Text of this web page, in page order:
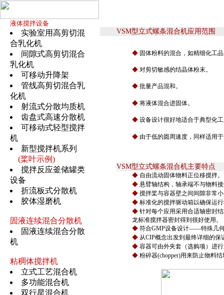
液体搅拌设备
实验室用高剪切混
合乳化机
间隙式高剪切混合
乳化机
可移动升降架
管线高剪切混合乳
化机
射流式分散均质机
齿盘式高速分散机
可移动式轻型搅拌
机
新型搅拌机系列
(桨叶示例)
搅拌反应釜储罐类
设备
折流板式分散机
胶体湿磨机
固液连续混合分散机
固液连续混合分散
机
粘稠体搅拌机
立式工艺混合机
多功能混合机
双行星混合机
VSM型立式螺条混合机应用范围
◆ 固体粉料的混合，如精细化工
◆ 对剪切敏感的结晶体粉末。
◆ 批量产品混和。
◆ 将液体混合进固体。
◆ 设备设计很好地适合于典型化
◆ 由于低的圆周速度，同样适用
VSM型立式螺条混合机主要特点
◆ 自由流动固体物料正位移搅拌。
◆ 悬臂轴结构，轴承端不与物料
◆ 搅拌桨与容器壁之间间隙非常
◆ 标准化的搅拌驱动箱以确保运
◆ 针对每个应用采用合适轴密封
龙标准搅拌器密封得到很好使用。
◆ 符合GMP设备设计——特殊几
◆ 从CIP概念出发到最终详细的
◆ 容器可由外夹套（选购项）进
◆ 粉碎器(chopper)用来防止物料